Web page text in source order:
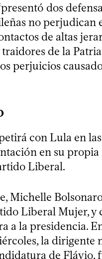
dos
no perjudican
de altas
de la
perjuicios
con Lula en
en su
Liberal.
Michelle
Liberal Mujer,
a la presidencia.
la dirigente
de Flávio,